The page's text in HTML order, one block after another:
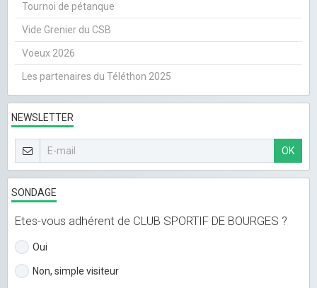
Tournoi de pétanque
Vide Grenier du CSB
Voeux 2026
Les partenaires du Téléthon 2025
NEWSLETTER
OK
SONDAGE
Etes-vous adhérent de CLUB SPORTIF DE BOURGES ?
Oui
Non, simple visiteur